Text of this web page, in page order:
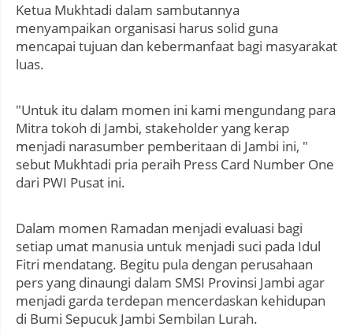
Ketua Mukhtadi dalam sambutannya
menyampaikan organisasi harus solid guna
mencapai tujuan dan kebermanfaat bagi masyarakat
luas.
"Untuk itu dalam momen ini kami mengundang para
Mitra tokoh di Jambi, stakeholder yang kerap
menjadi narasumber pemberitaan di Jambi ini, "
sebut Mukhtadi pria peraih Press Card Number One
dari PWI Pusat ini.
Dalam momen Ramadan menjadi evaluasi bagi
setiap umat manusia untuk menjadi suci pada Idul
Fitri mendatang. Begitu pula dengan perusahaan
pers yang dinaungi dalam SMSI Provinsi Jambi agar
menjadi garda terdepan mencerdaskan kehidupan
di Bumi Sepucuk Jambi Sembilan Lurah.